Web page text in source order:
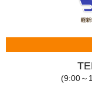
(9:00～